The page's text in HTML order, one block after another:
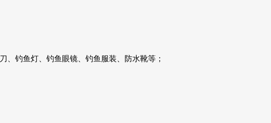
钓鱼灯、钓鱼眼镜、钓鱼服装、防水靴等；